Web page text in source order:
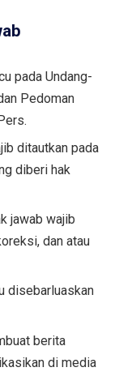
pada Undang-
Pedoman
ditautkan pada
diberi hak
jawab wajib
dan atau
disebarluaskan
berita
di media